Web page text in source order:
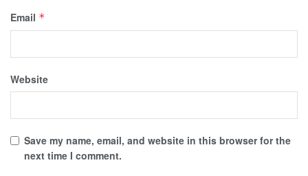
Email *
Website
Save my name, email, and website in this browser for the
next time I comment.